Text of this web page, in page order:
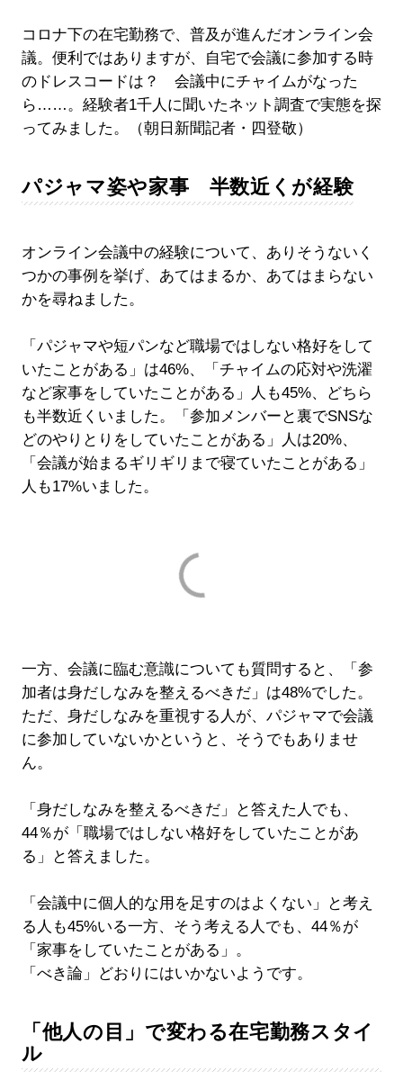
コロナ下の在宅勤務で、普及が進んだオンライン会
議。便利ではありますが、自宅で会議に参加する時
のドレスコードは？ 会議中にチャイムがなった
ら……。経験者1千人に聞いたネット調査で実態を探
ってみました。（朝日新聞記者・四登敬）
パジャマ姿や家事 半数近くが経験
オンライン会議中の経験について、ありそうないく
つかの事例を挙げ、あてはまるか、あてはまらない
かを尋ねました。
「パジャマや短パンなど職場ではしない格好をして
いたことがある」は46%、「チャイムの応対や洗濯
など家事をしていたことがある」人も45%、どちら
も半数近くいました。「参加メンバーと裏でSNSな
どのやりとりをしていたことがある」人は20%、
「会議が始まるギリギリまで寝ていたことがある」
人も17%いました。
一方、会議に臨む意識についても質問すると、「参
加者は身だしなみを整えるべきだ」は48%でした。
ただ、身だしなみを重視する人が、パジャマで会議
に参加していないかというと、そうでもありませ
ん。
「身だしなみを整えるべきだ」と答えた人でも、
44％が「職場ではしない格好をしていたことがあ
る」と答えました。
「会議中に個人的な用を足すのはよくない」と考え
る人も45%いる一方、そう考える人でも、44％が
「家事をしていたことがある」。
「べき論」どおりにはいかないようです。
「他人の目」で変わる在宅勤務スタイ
ル